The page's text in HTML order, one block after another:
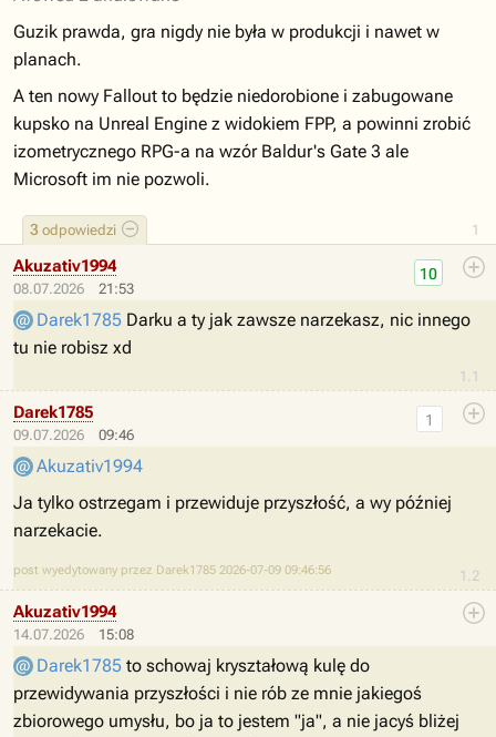
1
3 odpowiedzi
Guzik prawda, gra nigdy nie była w produkcji i nawet w
planach.
A ten nowy Fallout to będzie niedorobione i zabugowane
kupsko na Unreal Engine z widokiem FPP, a powinni zrobić
izometrycznego RPG-a na wzór Baldur's Gate 3 ale
Microsoft im nie pozwoli.
08.07.2026 21:53
1.1
10
Akuzativ1994
Darek1785 Darku a ty jak zawsze narzekasz, nic innego
tu nie robisz xd
09.07.2026 09:46
1.2
1
Darek1785
Akuzativ1994
Ja tylko ostrzegam i przewiduje przyszłość, a wy później
narzekacie.
post wyedytowany przez Darek1785 2026-07-09 09:46:56
14.07.2026 15:08
Akuzativ1994
Darek1785 to schowaj kryształową kulę do
przewidywania przyszłości i nie rób ze mnie jakiegoś
zbiorowego umysłu, bo ja to jestem "ja", a nie jacyś bliżej